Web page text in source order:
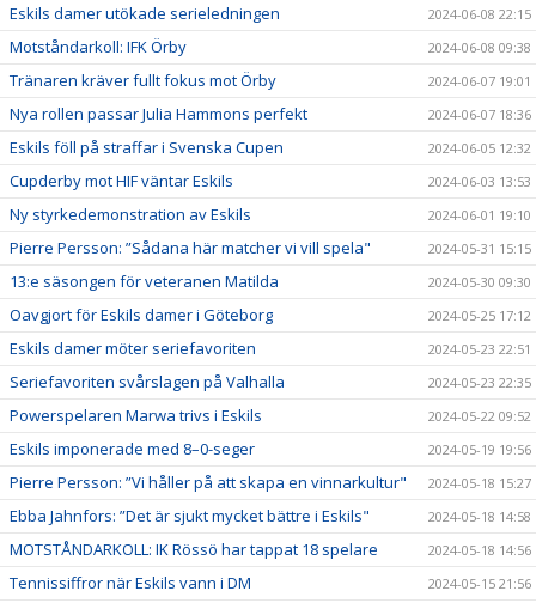
Eskils damer utökade serieledningen 2024-06-08 22:15
Motståndarkoll: IFK Örby 2024-06-08 09:38
Tränaren kräver fullt fokus mot Örby 2024-06-07 19:01
Nya rollen passar Julia Hammons perfekt 2024-06-07 18:36
Eskils föll på straffar i Svenska Cupen 2024-06-05 12:32
Cupderby mot HIF väntar Eskils 2024-06-03 13:53
Ny styrkedemonstration av Eskils 2024-06-01 19:10
Pierre Persson: ”Sådana här matcher vi vill spela" 2024-05-31 15:15
13:e säsongen för veteranen Matilda 2024-05-30 09:30
Oavgjort för Eskils damer i Göteborg 2024-05-25 17:12
Eskils damer möter seriefavoriten 2024-05-23 22:51
Seriefavoriten svårslagen på Valhalla 2024-05-23 22:35
Powerspelaren Marwa trivs i Eskils 2024-05-22 09:52
Eskils imponerade med 8–0-seger 2024-05-19 19:56
Pierre Persson: ”Vi håller på att skapa en vinnarkultur" 2024-05-18 15:27
Ebba Jahnfors: ”Det är sjukt mycket bättre i Eskils" 2024-05-18 14:58
MOTSTÅNDARKOLL: IK Rössö har tappat 18 spelare 2024-05-18 14:56
Tennissiffror när Eskils vann i DM 2024-05-15 21:56